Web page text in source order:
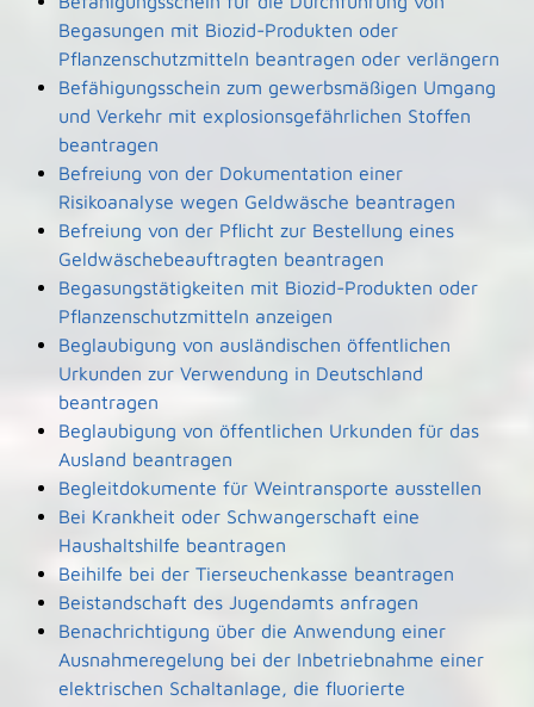
Begasungen mit Biozid-Produkten oder
Pflanzenschutzmitteln beantragen oder verlängern
Befähigungsschein zum gewerbsmäßigen Umgang
und Verkehr mit explosionsgefährlichen Stoffen
beantragen
Befreiung von der Dokumentation einer
Risikoanalyse wegen Geldwäsche beantragen
Befreiung von der Pflicht zur Bestellung eines
Geldwäschebeauftragten beantragen
Begasungstätigkeiten mit Biozid-Produkten oder
Pflanzenschutzmitteln anzeigen
Beglaubigung von ausländischen öffentlichen
Urkunden zur Verwendung in Deutschland
beantragen
Beglaubigung von öffentlichen Urkunden für das
Ausland beantragen
Begleitdokumente für Weintransporte ausstellen
Bei Krankheit oder Schwangerschaft eine
Haushaltshilfe beantragen
Beihilfe bei der Tierseuchenkasse beantragen
Beistandschaft des Jugendamts anfragen
Benachrichtigung über die Anwendung einer
Ausnahmeregelung bei der Inbetriebnahme einer
elektrischen Schaltanlage, die fluorierte